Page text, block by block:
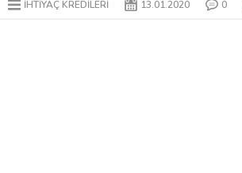
İHTIYAÇ KREDILERI 13.01.2020 0